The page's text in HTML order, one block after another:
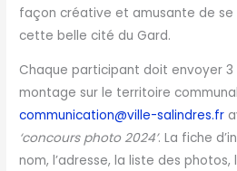
façon créative et amusante de
cette belle cité du Gard.
Chaque participant doit envoyer 3
montage sur le territoire
communication@ville-salindres.fr
‘concours photo 2024’. La fiche
nom, l’adresse, la liste des photos,